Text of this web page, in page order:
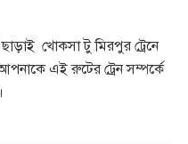
খোকসা টু মিরপুর ট্রেনে
এই রুটের ট্রেন সম্পর্কে